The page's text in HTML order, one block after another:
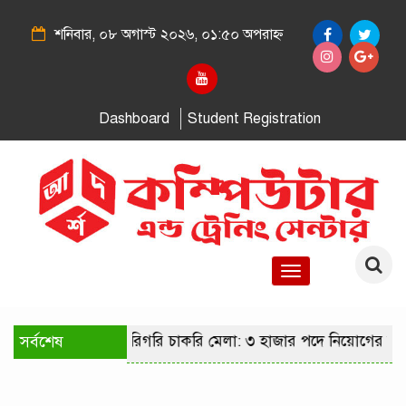
শনিবার, ০৮ অগাস্ট ২০২৬, ০১:৫০ অপরাহ্ন
Dashboard Student Registration
Toggle
সর্বশেষ
রাজধানীতে কারিগরি চাকরি মেলা: ৩ হাজার পদে নিয়োগের